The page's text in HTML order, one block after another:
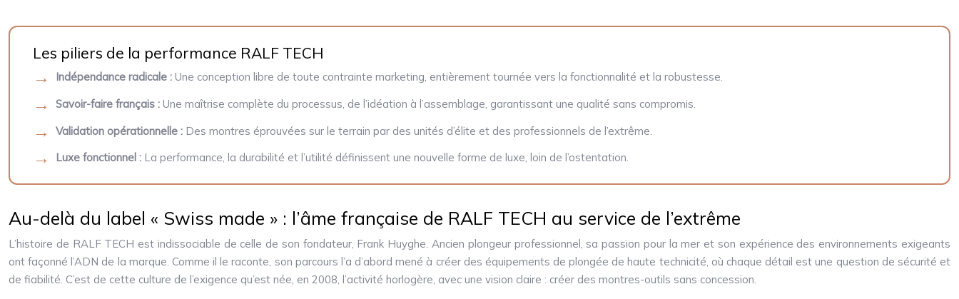
Les piliers de la performance RALF TECH
Indépendance radicale : Une conception libre de toute contrainte marketing, entièrement tournée vers la fonctionnalité et la robustesse.
Savoir-faire français : Une maîtrise complète du processus, de l’idéation à l’assemblage, garantissant une qualité sans compromis.
Validation opérationnelle : Des montres éprouvées sur le terrain par des unités d’élite et des professionnels de l’extrême.
Luxe fonctionnel : La performance, la durabilité et l’utilité définissent une nouvelle forme de luxe, loin de l’ostentation.
Au-delà du label « Swiss made » : l’âme française de RALF TECH au service de l’extrême
L’histoire de RALF TECH est indissociable de celle de son fondateur, Frank Huyghe. Ancien plongeur professionnel, sa passion pour la mer et son expérience des environnements exigeants
ont façonné l’ADN de la marque. Comme il le raconte, son parcours l’a d’abord mené à créer des équipements de plongée de haute technicité, où chaque détail est une question de sécurité et
de fiabilité. C’est de cette culture de l’exigence qu’est née, en 2008, l’activité horlogère, avec une vision claire : créer des montres-outils sans concession.